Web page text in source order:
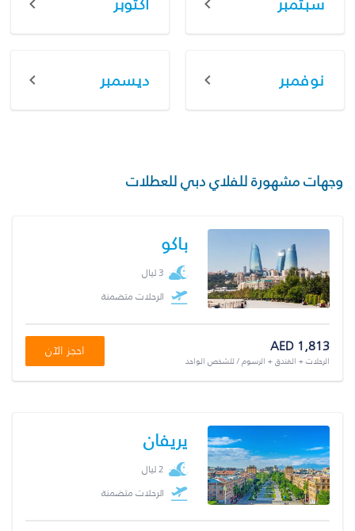
نوفمبر ديسمبر
وجهات مشهورة للفلاي دبي للعطلات
باكو
3 ليال
الرحلات متضمنة
AED 1,813
الرحلات + الفندق + الرسوم / للشخص الواحد
احجز الآن
يريفان
2 ليال
الرحلات متضمنة